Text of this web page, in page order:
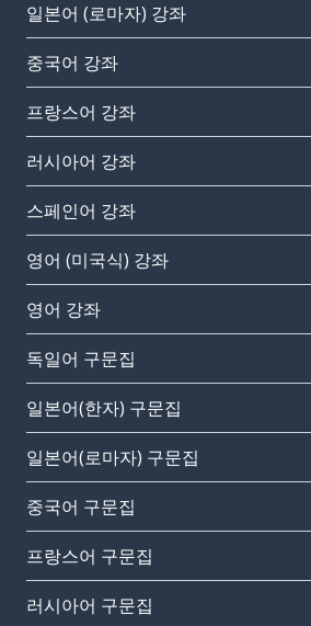
일본어 (로마자) 강좌
중국어 강좌
프랑스어 강좌
러시아어 강좌
스페인어 강좌
영어 (미국식) 강좌
영어 강좌
독일어 구문집
일본어(한자) 구문집
일본어(로마자) 구문집
중국어 구문집
프랑스어 구문집
러시아어 구문집